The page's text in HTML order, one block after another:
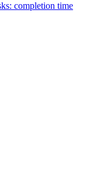
completion time